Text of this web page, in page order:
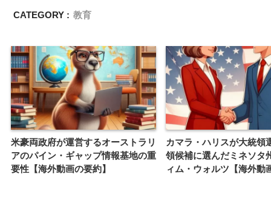
CATEGORY : 教育
米豪両政府が運営するオーストラリ
アのパイン・ギャップ情報基地の重
要性【海外動画の要約】
カマラ・ハリスが大統領
領候補に選んだミネソタ
ィム・ウォルツ【海外動